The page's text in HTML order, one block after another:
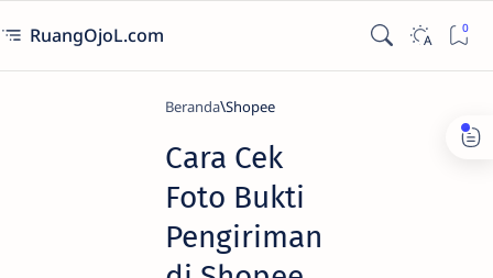
RuangOjoL.com
Beranda Shopee
Cara Cek
Foto Bukti
Pengiriman